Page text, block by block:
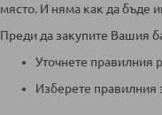
място. И няма как да бъде
Преди да закупите Вашия
Уточнете правилния
Изберете правилния